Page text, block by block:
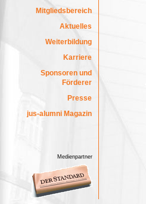
Mitgliedsbereich
Aktuelles
Weiterbildung
Karriere
Sponsoren und
Förderer
Presse
jus-alumni Magazin
Medienpartner